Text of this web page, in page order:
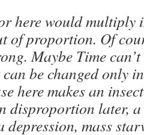
here would multiply
of proportion. Of
Maybe Time
be changed only
here makes an
disproportion later, a
depression, mass